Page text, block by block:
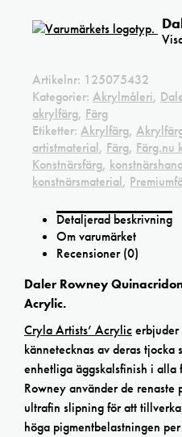
Artikelnr: 125075432
Kategorier: Akrylmåleri,
akrylfärg, Färg
Etiketter: Akrylfärg,
artistmaterial, Färg, Färg.nu
Konstnärsfärg,
konstnärsmaterial,
Detaljerad beskrivning
Om varumärket
Recensioner (0)
Daler Rowney
Acrylic.
Cryla Artists’ Acrylicerbjuder
kännetecknas av deras tjocka
enhetliga äggskalsfinish i alla
Rowney använder de
ultrafin slipning för att
höga pigmentbelastningen